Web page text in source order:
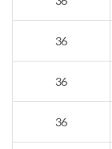
36
36
36